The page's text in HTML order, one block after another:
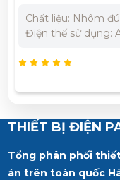
Chất liệu: Nhôm
Điện thế sử dụng:
Quang thông:
THIẾT BỊ ĐIỆN
Tổng phân phối
án trên toàn quốc